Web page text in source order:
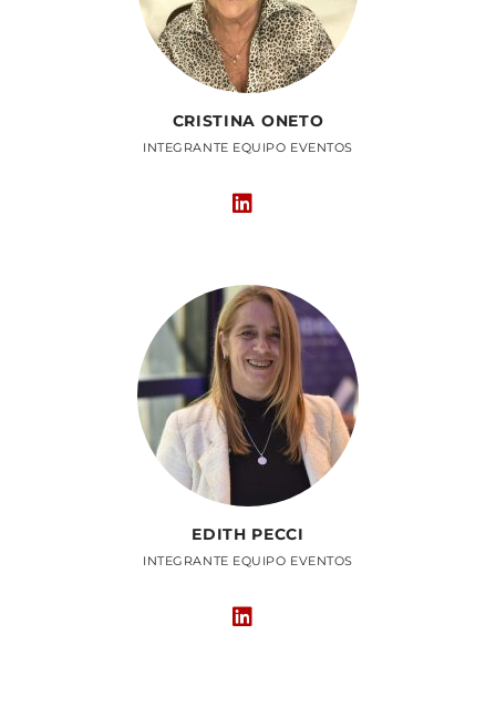
CRISTINA ONETO
INTEGRANTE EQUIPO EVENTOS
EDITH PECCI
INTEGRANTE EQUIPO EVENTOS